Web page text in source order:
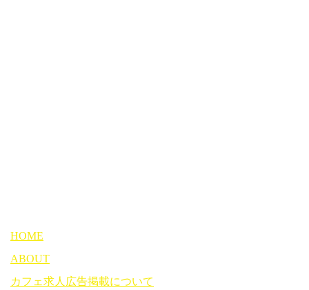
HOME
ABOUT
カフェ求人広告掲載について